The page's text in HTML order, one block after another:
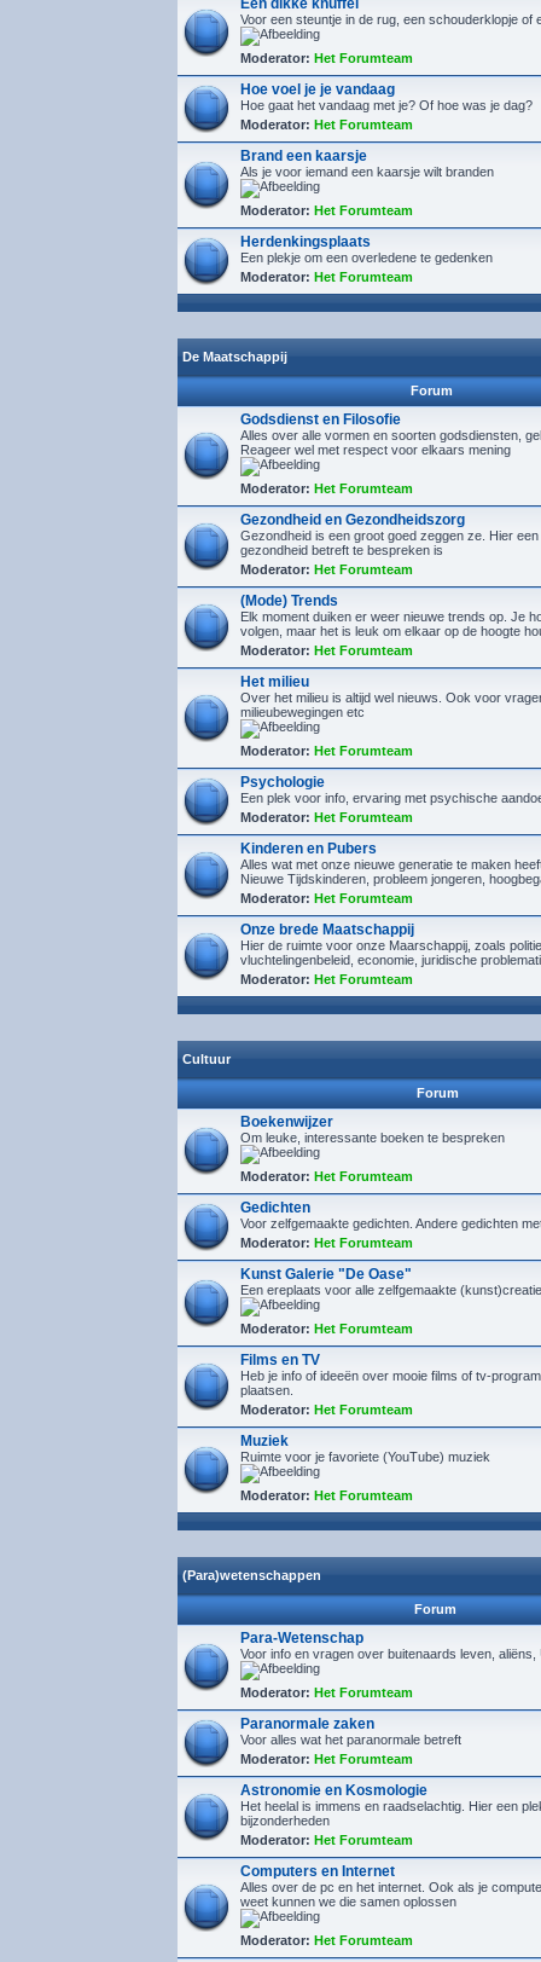
Een dikke knuffel
Voor een steuntje in de rug, een schouderklopje of
Moderator: Het Forumteam
Hoe voel je je vandaag
Hoe gaat het vandaag met je? Of hoe was je dag?
Moderator: Het Forumteam
Brand een kaarsje
Als je voor iemand een kaarsje wilt branden
Moderator: Het Forumteam
Herdenkingsplaats
Een plekje om een overledene te gedenken
Moderator: Het Forumteam
De Maatschappij
Forum
Godsdienst en Filosofie
Alles over alle vormen en soorten godsdiensten,
Reageer wel met respect voor elkaars mening
Moderator: Het Forumteam
Gezondheid en Gezondheidszorg
Gezondheid is een groot goed zeggen ze. Hier
gezondheid betreft te bespreken is
Moderator: Het Forumteam
(Mode) Trends
Elk moment duiken er weer nieuwe trends op. Je
volgen, maar het is leuk om elkaar op de hoogte
Moderator: Het Forumteam
Het milieu
Over het milieu is altijd wel nieuws. Ook voor
milieubewegingen etc
Moderator: Het Forumteam
Psychologie
Een plek voor info, ervaring met psychische
Moderator: Het Forumteam
Kinderen en Pubers
Alles wat met onze nieuwe generatie te maken
Nieuwe Tijdskinderen, probleem jongeren,
Moderator: Het Forumteam
Onze brede Maatschappij
Hier de ruimte voor onze Maarschappij, zoals
vluchtelingenbeleid, economie, juridische
Moderator: Het Forumteam
Cultuur
Forum
Boekenwijzer
Om leuke, interessante boeken te bespreken
Moderator: Het Forumteam
Gedichten
Voor zelfgemaakte gedichten. Andere gedichten
Moderator: Het Forumteam
Kunst Galerie "De Oase"
Een ereplaats voor alle zelfgemaakte
Moderator: Het Forumteam
Films en TV
Heb je info of ideeën over mooie films of tv-
plaatsen.
Moderator: Het Forumteam
Muziek
Ruimte voor je favoriete (YouTube) muziek
Moderator: Het Forumteam
(Para)wetenschappen
Forum
Para-Wetenschap
Voor info en vragen over buitenaards leven, aliëns,
Moderator: Het Forumteam
Paranormale zaken
Voor alles wat het paranormale betreft
Moderator: Het Forumteam
Astronomie en Kosmologie
Het heelal is immens en raadselachtig. Hier een
bijzonderheden
Moderator: Het Forumteam
Computers en Internet
Alles over de pc en het internet. Ook als je
weet kunnen we die samen oplossen
Moderator: Het Forumteam